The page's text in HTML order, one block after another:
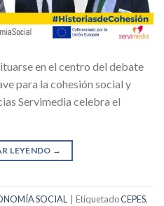
en el centro del debate
para la cohesión social y
Servimedia celebra el
LEYENDO →
SOCIAL EtiquetadoCEPES,